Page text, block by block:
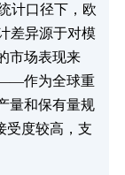
计口径下，欧
差异源于对模
市场表现来
——作为全球重
量和保有量规
受度较高，支